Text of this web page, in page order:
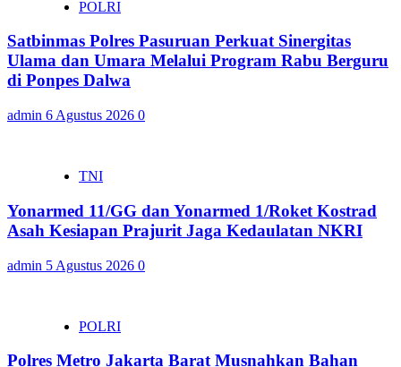
POLRI
Satbinmas Polres Pasuruan Perkuat Sinergitas
Ulama dan Umara Melalui Program Rabu Berguru
di Ponpes Dalwa
admin 6 Agustus 2026 0
TNI
Yonarmed 11/GG dan Yonarmed 1/Roket Kostrad
Asah Kesiapan Prajurit Jaga Kedaulatan NKRI
admin 5 Agustus 2026 0
POLRI
Polres Metro Jakarta Barat Musnahkan Bahan